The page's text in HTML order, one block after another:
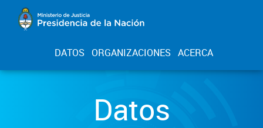
DATOS ORGANIZACIONES ACERCA
Datos